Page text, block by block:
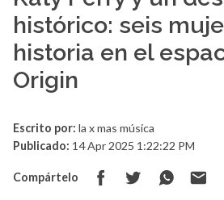
histórico: seis
historia en el
Origin
Escrito por: la x mas música
Publicado: 14 Apr 2025 1:22:22 PM
Compártelo